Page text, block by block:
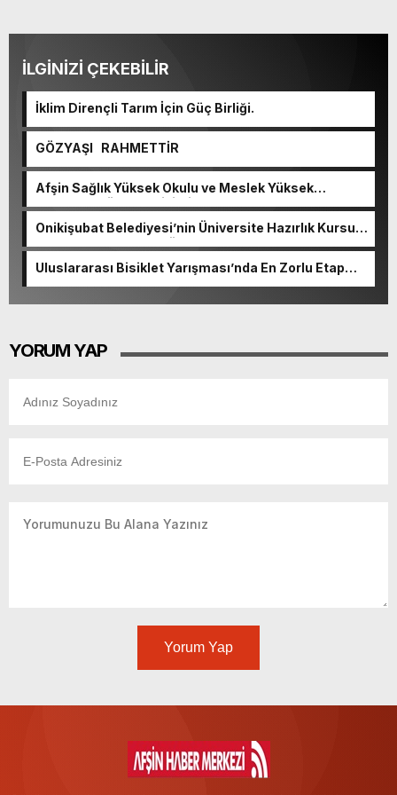
İLGİNİZİ ÇEKEBİLİR
İklim Dirençli Tarım İçin Güç Birliği.
GÖZYAŞI RAHMETTİR
Afşin Sağlık Yüksek Okulu ve Meslek Yüksek
Okulunda görev değişimi!
Onikişubat Belediyesi’nin Üniversite Hazırlık Kursu
başvurularında son gün 7 Ağustos.
Uluslararası Bisiklet Yarışması’nda En Zorlu Etap
YORUM YAP
Yorum Yap